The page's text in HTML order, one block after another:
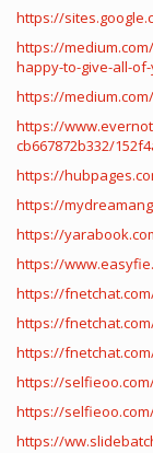
https://
https://
happy-to-give-all-
https://
https://
cb667872b332/
https://
https://
https://
https://
https://
https://
https://
https://
https://
https://